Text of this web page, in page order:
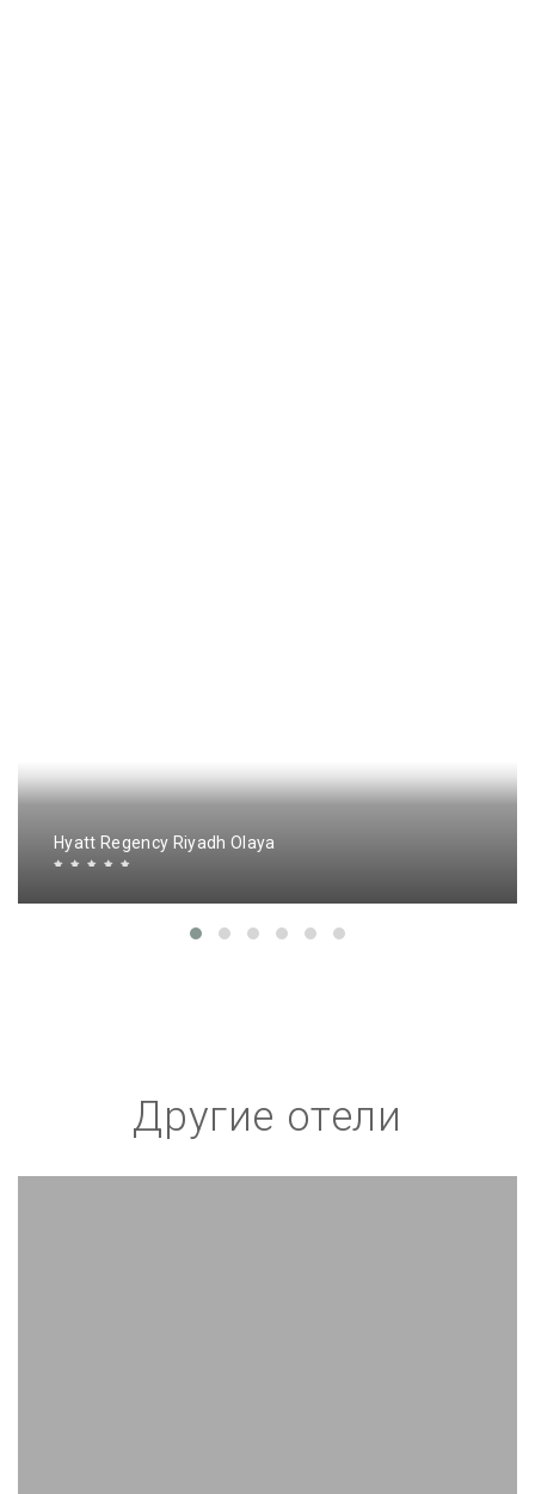
Hyatt Regency Riyadh Olaya
Другие отели